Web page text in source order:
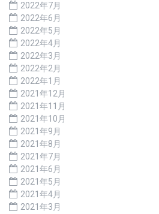
2022年7月
2022年6月
2022年5月
2022年4月
2022年3月
2022年2月
2022年1月
2021年12月
2021年11月
2021年10月
2021年9月
2021年8月
2021年7月
2021年6月
2021年5月
2021年4月
2021年3月